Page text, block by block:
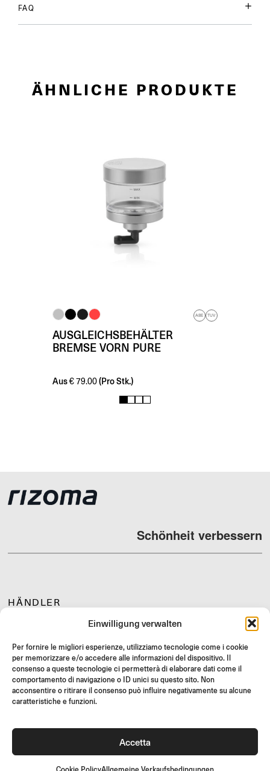
Einwilligung verwalten
Per fornire le migliori esperienze, utilizziamo tecnologie come i cookie
per memorizzare e/o accedere alle informazioni del dispositivo. Il
consenso a queste tecnologie ci permetterà di elaborare dati come il
comportamento di navigazione o ID unici su questo sito. Non
acconsentire o ritirare il consenso può influire negativamente su alcune
caratteristiche e funzioni.
Accetta
FAQ
ÄHNLICHE PRODUKTE
ABE TUV
AUSGLEICHSBEHÄLTER
BREMSE VORN PURE
Aus €79.00 (Pro Stk.)
1 2 3 4
Schönheit verbessern
HÄNDLER
SUPPORT & FAQ
MONTAGEANLEITUNG
GIFT CARD
LIMITIERTE ANGEBOTE